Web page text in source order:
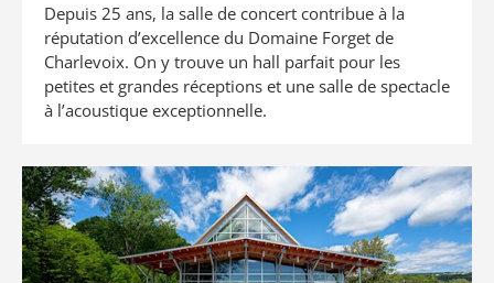
Depuis 25 ans, la salle de concert contribue à la
réputation d’excellence du Domaine Forget de
Charlevoix. On y trouve un hall parfait pour les
petites et grandes réceptions et une salle de spectacle
à l’acoustique exceptionnelle.